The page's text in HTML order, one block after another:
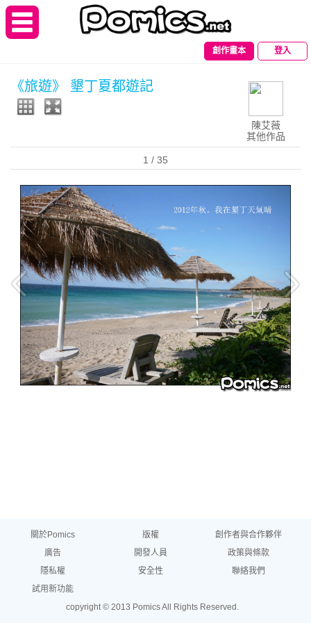
創作畫本 登入
《旅遊》 墾丁夏都遊記
陳艾薇
其他作品
1 / 35
關於Pomics 版權
創作者與合作夥伴
廣告
開發人員
政策與條款
隱私權
安全性
聯絡我們
試用新功能
copyright © 2013 Pomics All Rights Reserved.